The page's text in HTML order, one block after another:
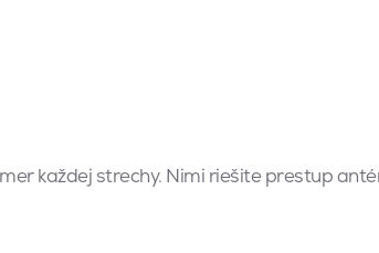
každej strechy. Nimi riešite prestup